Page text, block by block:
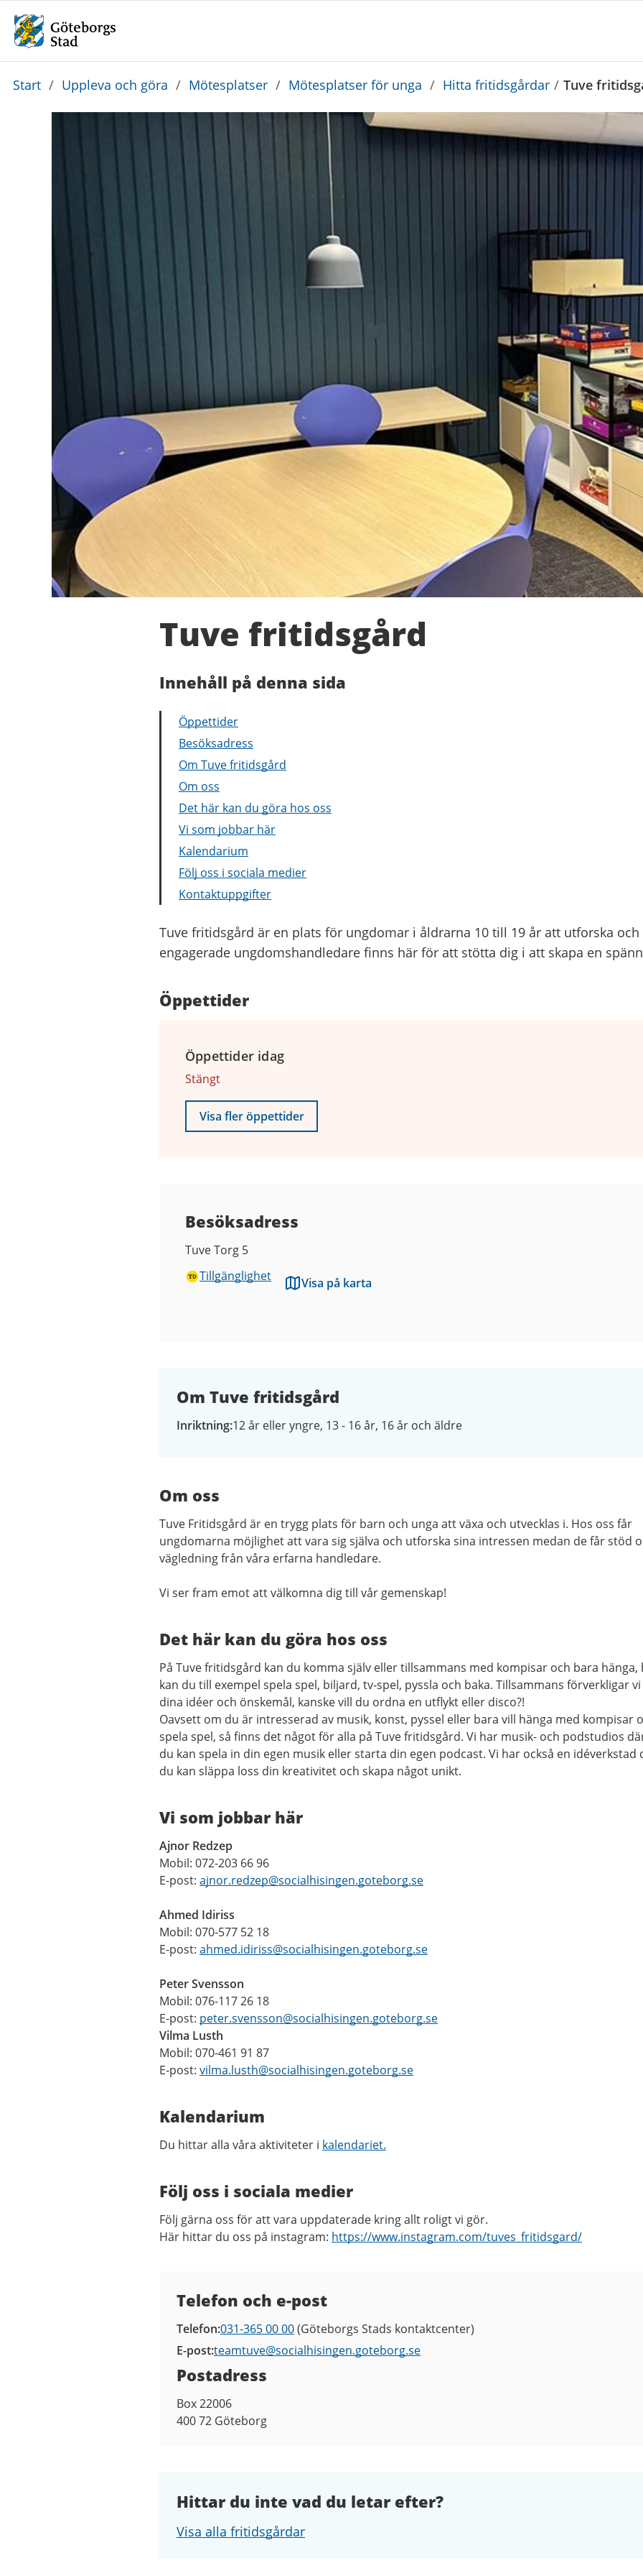
Du
Start / Uppleva och göra / Mötesplatser / Mötesplatser för unga / Hitta fritidsgårdar / Tuve
Tuve fritidsgård
Innehåll på denna sida
Öppettider
Besöksadress
Om Tuve fritidsgård
Om oss
Det här kan du göra hos oss
Vi som jobbar här
Kalendarium
Följ oss i sociala medier
Kontaktuppgifter
Tuve fritidsgård är en plats för ungdomar i åldrarna 10 till 19 år att utforska
engagerade ungdomshandledare finns här för att stötta dig i att skapa en
Öppettider
Öppettider idag
Stängt
Visa fler öppettider
Besöksadress
Tuve Torg 5
Tillgänglighet
Visa på karta
Om Tuve fritidsgård
Inriktning 12 år eller yngre 13 - 16 år 16 år och äldre
Om oss
Tuve Fritidsgård är en trygg plats för barn och unga att växa och utvecklas i. Hos oss får
ungdomarna möjlighet att vara sig själva och utforska sina intressen medan de får stöd
vägledning från våra erfarna handledare.
Vi ser fram emot att välkomna dig till vår gemenskap!
Det här kan du göra hos oss
På Tuve fritidsgård kan du komma själv eller tillsammans med kompisar och bara hänga,
kan du till exempel spela spel, biljard, tv-spel, pyssla och baka. Tillsammans förverkligar vi
dina idéer och önskemål, kanske vill du ordna en utflykt eller disco?!
Oavsett om du är intresserad av musik, konst, pyssel eller bara vill hänga med kompisar
spela spel, så finns det något för alla på Tuve fritidsgård. Vi har musik- och podstudios
du kan spela in din egen musik eller starta din egen podcast. Vi har också en idéverkstad
du kan släppa loss din kreativitet och skapa något unikt.
Vi som jobbar här
Ajnor Redzep
Mobil: 072-203 66 96
E-post: ajnor.redzep@socialhisingen.goteborg.se
Ahmed Idiriss
Mobil: 070-577 52 18
E-post: ahmed.idiriss@socialhisingen.goteborg.se
Peter Svensson
Mobil: 076-117 26 18
E-post: peter.svensson@socialhisingen.goteborg.se
Vilma Lusth
Mobil: 070-461 91 87
E-post: vilma.lusth@socialhisingen.goteborg.se
Kalendarium
Du hittar alla våra aktiviteter i kalendariet.
Följ oss i sociala medier
Följ gärna oss för att vara uppdaterade kring allt roligt vi gör.
Här hittar du oss på instagram: https://www.instagram.com/tuves_fritidsgard/
Telefon och e-post
Telefon 031-365 00 00(Göteborgs Stads kontaktcenter)
E-postteamtuve@socialhisingen.goteborg.se
Postadress
Box 22006
400 72 Göteborg
Hittar du inte vad du letar efter?
Visa alla fritidsgårdar